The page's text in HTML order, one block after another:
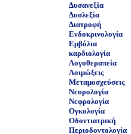
Δυσανεξία
Δυσλεξία
Διατροφή
Ενδοκρινολογία
Εμβόλια
καρδιολογία
Λογοθεραπεία
Λοιμώξεις
Μεταμοσχεύσεις
Νευρολογία
Νεφρολογία
Ογκολογία
Οδοντιατρική
Περιοδοντολογία